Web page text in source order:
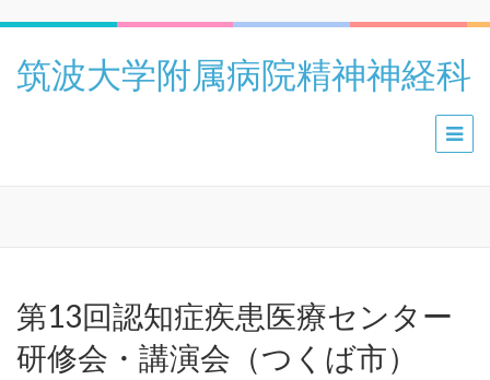
筑波大学附属病院精神神経科
第13回認知症疾患医療センター
研修会・講演会（つくば市）